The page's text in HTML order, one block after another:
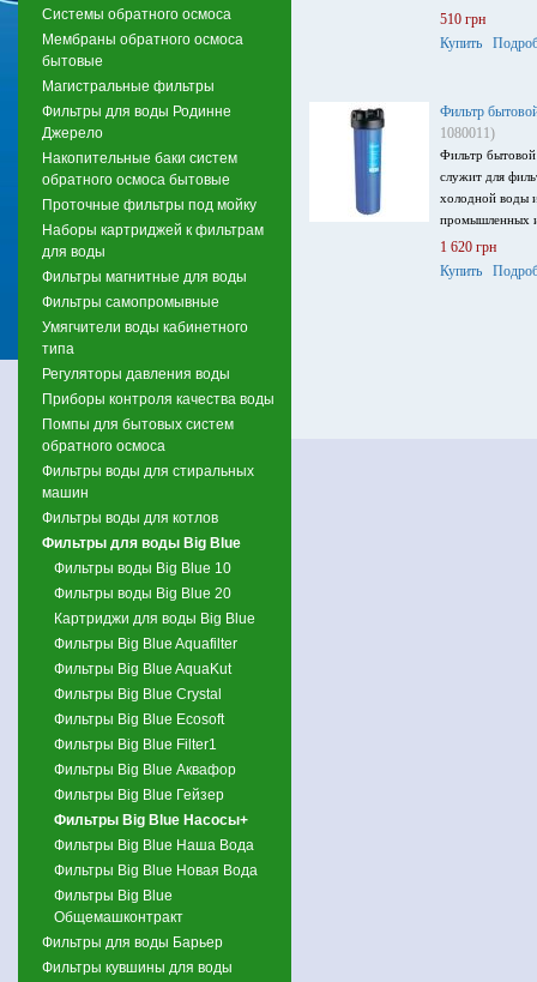
Системы обратного осмоса
Мембраны обратного осмоса
бытовые
Магистральные фильтры
Фильтры для воды Родинне
Джерело
Накопительные баки систем
обратного осмоса бытовые
Проточные фильтры под мойку
Наборы картриджей к фильтрам
для воды
Фильтры магнитные для воды
Фильтры самопромывные
Умягчители воды кабинетного
типа
Регуляторы давления воды
Приборы контроля качества воды
Помпы для бытовых систем
обратного осмоса
Фильтры воды для стиральных
машин
Фильтры воды для котлов
Фильтры для воды Big Blue
Фильтры воды Big Blue 10
Фильтры воды Big Blue 20
Картриджи для воды Big Blue
Фильтры Big Blue Aquafilter
Фильтры Big Blue AquaKut
Фильтры Big Blue Crystal
Фильтры Big Blue Ecosoft
Фильтры Big Blue Filter1
Фильтры Big Blue Аквафор
Фильтры Big Blue Гейзер
Фильтры Big Blue Насосы+
Фильтры Big Blue Наша Вода
Фильтры Big Blue Новая Вода
Фильтры Big Blue
Общемашконтракт
Фильтры для воды Барьер
Фильтры кувшины для воды
510 грн
Купить
Фильтр
1080011)
Фильтр
служит для
холодной воды
промышленных
1 620 грн
Купить